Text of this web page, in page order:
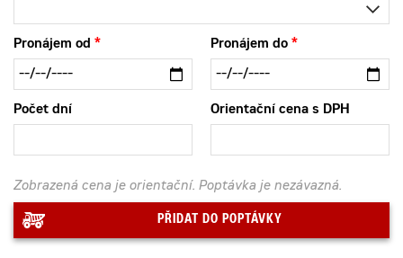
Pronájem od Pronájem do
Počet dní Orientační cena s DPH
Zobrazená cena je orientační. Poptávka je nezávazná.
PŘIDAT DO POPTÁVKY